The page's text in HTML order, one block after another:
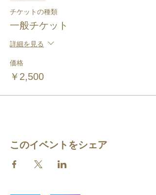
チケットの種類
一般チケット
詳細を見る
価格
￥2,500
このイベントをシェア